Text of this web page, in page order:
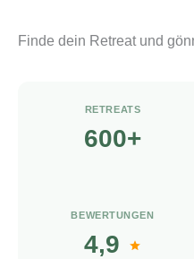
Finde dein Retreat und
RETREATS
600+
BEWERTUNGEN
4,9